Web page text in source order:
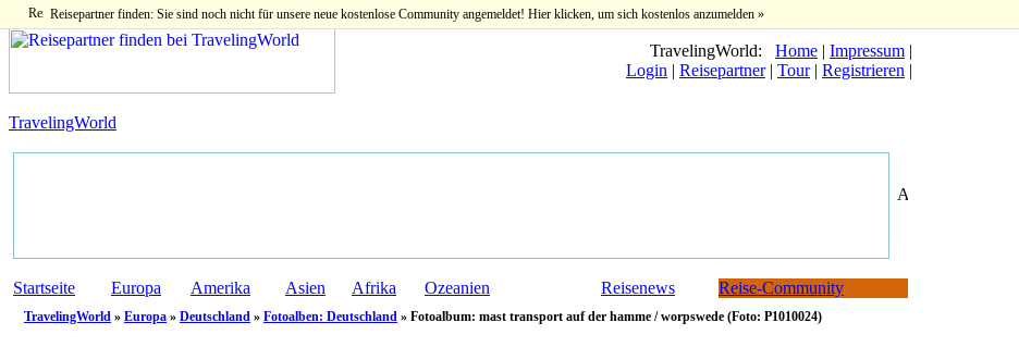
Reisepartner finden: Sie sind noch nicht für unsere neue kostenlose Community angemeldet! Hier klicken, um sich kostenlos anzumelden »
TravelingWorld: Home | Impressum |
Login | Reisepartner| Tour| Registrieren |
TravelingWorld
Startseite Europa Amerika Asien Afrika Ozeanien Reisenews Reise-Community
TravelingWorld » Europa » Deutschland » Fotoalben: Deutschland » Fotoalbum: mast transport auf der hamme / worpswede (Foto: P1010024)